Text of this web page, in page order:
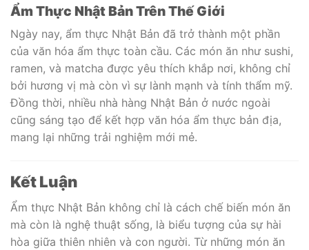
Ẩm Thực Nhật Bản Trên Thế Giới
Ngày nay, ẩm thực Nhật Bản đã trở thành một phần
của văn hóa ẩm thực toàn cầu. Các món ăn như sushi,
ramen, và matcha được yêu thích khắp nơi, không chỉ
bởi hương vị mà còn vì sự lành mạnh và tính thẩm mỹ.
Đồng thời, nhiều nhà hàng Nhật Bản ở nước ngoài
cũng sáng tạo để kết hợp văn hóa ẩm thực bản địa,
mang lại những trải nghiệm mới mẻ.
Kết Luận
Ẩm thực Nhật Bản không chỉ là cách chế biến món ăn
mà còn là nghệ thuật sống, là biểu tượng của sự hài
hòa giữa thiên nhiên và con người. Từ những món ăn